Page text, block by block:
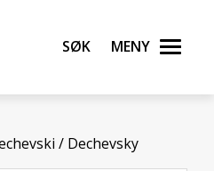
universitet
Søk Meny
/ Dechevsky